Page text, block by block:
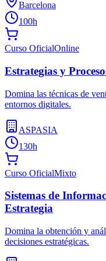
Barcelona
100h
Curso OficialOnline
Estrategias y
Domina las técnicas de
entornos digitales.
ASPASIA
130h
Curso OficialMixto
Sistemas de
Estrategia
Domina la obtención y
decisiones estratégicas.